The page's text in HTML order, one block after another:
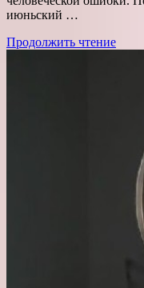
июньский …
Продолжить чтение